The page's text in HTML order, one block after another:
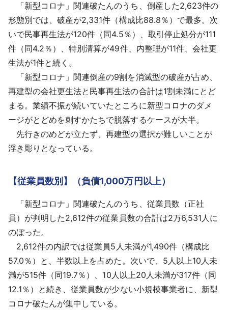
「新型コロナ」関連破たんのうち、倒産した2,623件の
形態別では、破産が2,331件（構成比88.8％）で最多。次
いで民事再生法が120件（同4.5％）、取引停止処分が111
件（同4.2％）、特別清算が49件、内整理が11件、会社更
生法が1件と続く。
「新型コロナ」関連倒産の9割を消滅型の破産が占め、
再建型の会社更生法と民事再生法の合計は1割未満にとど
まる。業績不振が続いていたところに新型コロナのダメ
ージがとどめを刺すかたちで脱落するケースが大半。
先行きのめどが立たず、再建型の選択が難しいことが
浮き彫りとなっている。
【従業員数別】（負債1,000万円以上）
「新型コロナ」関連破たんのうち、従業員数（正社
員）が判明した2,612件の従業員数の合計は2万6,531人に
のぼった。
2,612件の内訳では従業員5人未満が1,490件（構成比
57.0％）と、半数以上を占めた。次いで、5人以上10人未
満が515件（同19.7％）、10人以上20人未満が317件（同
12.1％）と続き、従業員数が少ない小規模事業者に、新型
コロナ破たんが集中している。